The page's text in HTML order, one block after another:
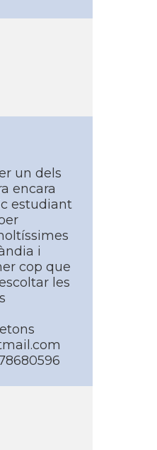
un dels
encara
estudiant
i
cop que
les